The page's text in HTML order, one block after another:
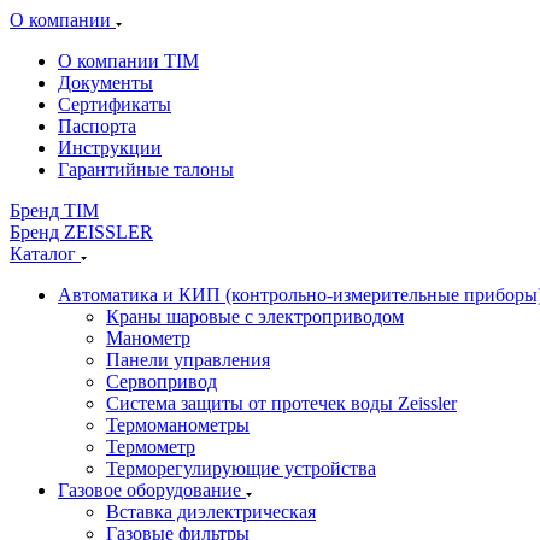
О компании
О компании TIM
Документы
Сертификаты
Паспорта
Инструкции
Гарантийные талоны
Бренд TIM
Бренд ZEISSLER
Каталог
Автоматика и КИП (контрольно-измерительные
Краны шаровые с электроприводом
Манометр
Панели управления
Сервопривод
Система защиты от протечек воды Zeissler
Термоманометры
Термометр
Терморегулирующие устройства
Газовое оборудование
Вставка диэлектрическая
Газовые фильтры